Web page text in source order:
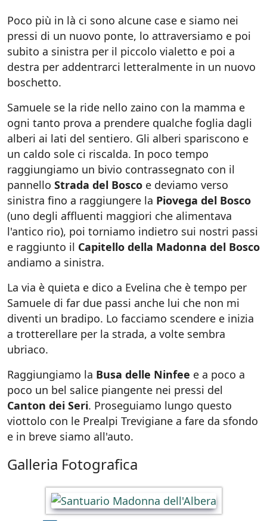
Poco più in là ci sono alcune case e siamo nei
pressi di un nuovo ponte, lo attraversiamo e poi
subito a sinistra per il piccolo vialetto e poi a
destra per addentrarci letteralmente in un nuovo
boschetto.
Samuele se la ride nello zaino con la mamma e
ogni tanto prova a prendere qualche foglia dagli
alberi ai lati del sentiero. Gli alberi spariscono e
un caldo sole ci riscalda. In poco tempo
raggiungiamo un bivio contrassegnato con il
pannello Strada del Bosco e deviamo verso
sinistra fino a raggiungere la Piovega del Bosco
(uno degli affluenti maggiori che alimentava
l'antico rio), poi torniamo indietro sui nostri passi
e raggiunto il Capitello della Madonna del Bosco
andiamo a sinistra.
La via è quieta e dico a Evelina che è tempo per
Samuele di far due passi anche lui che non mi
diventi un bradipo. Lo facciamo scendere e inizia
a trotterellare per la strada, a volte sembra
ubriaco.
Raggiungiamo la Busa delle Ninfee e a poco a
poco un bel salice piangente nei pressi del
Canton dei Seri. Proseguiamo lungo questo
viottolo con le Prealpi Trevigiane a fare da sfondo
e in breve siamo all'auto.
Galleria Fotografica